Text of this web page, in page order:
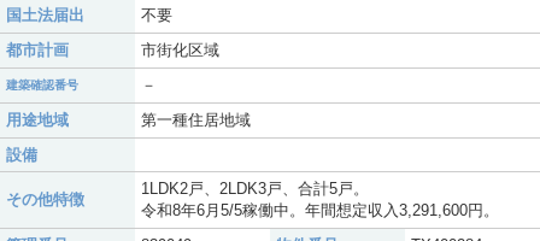
国土法届出
不要
都市計画
市街化区域
建築確認番号
－
用途地域
第一種住居地域
設備
その他特徴
1LDK2戸、2LDK3戸、合計5戸。
令和8年6月5/5稼働中。年間想定収入3,291,600円。